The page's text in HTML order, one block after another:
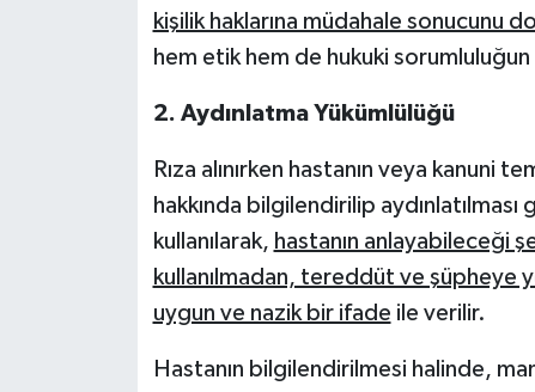
kişilik haklarına müdahale sonucunu
hem etik hem de hukuki
2. Aydınlatma Yükümlülüğü
Rıza alınırken hastanın veya kanuni
hakkında bilgilendirilip
kullanılarak, hastanın anlayabileceği
kullanılmadan, tereddüt ve şüpheye
uygun ve nazik bir ifade ile verilir.
Hastanın bilgilendirilmesi halinde,